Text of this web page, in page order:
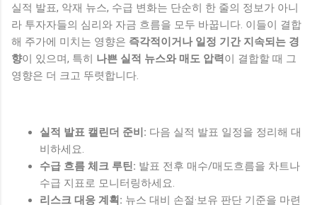
실적 발표, 악재 뉴스, 수급 변화는 단순히 한 줄의 정보가 아니
라 투자자들의 심리와 자금 흐름을 모두 바꿉니다. 이들이 결합
해 주가에 미치는 영향은 즉각적이거나 일정 기간 지속되는 경
향이 있으며, 특히 나쁜 실적 뉴스와 매도 압력 이 결합할 때 그
영향은 더 크고 뚜렷합니다.
실적 발표 캘린더 준비: 다음 실적 발표 일정을 정리해 대
비하세요.
수급 흐름 체크 루틴: 발표 전후 매수/매도흐름을 차트나
수급 지표로 모니터링하세요.
리스크 대응 계획: 뉴스 대비 손절·보유 판단 기준을 마련